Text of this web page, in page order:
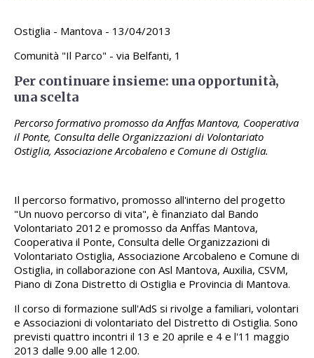
Archivio appuntamenti
Ostiglia - Mantova - 13/04/2013
Comunità "Il Parco" - via Belfanti, 1
Per continuare insieme: una opportunità,
una scelta
Percorso formativo promosso da Anffas Mantova, Cooperativa
il Ponte, Consulta delle Organizzazioni di Volontariato
Ostiglia, Associazione Arcobaleno e Comune di Ostiglia.
Il percorso formativo, promosso all'interno del progetto
"Un nuovo percorso di vita", è finanziato dal Bando
Volontariato 2012 e promosso da Anffas Mantova,
Cooperativa il Ponte, Consulta delle Organizzazioni di
Volontariato Ostiglia, Associazione Arcobaleno e Comune di
Ostiglia, in collaborazione con Asl Mantova, Auxilia, CSVM,
Piano di Zona Distretto di Ostiglia e Provincia di Mantova.
Il corso di formazione sull'AdS si rivolge a familiari, volontari
e Associazioni di volontariato del Distretto di Ostiglia. Sono
previsti quattro incontri il 13 e 20 aprile e 4 e l'11 maggio
2013 dalle 9.00 alle 12.00.